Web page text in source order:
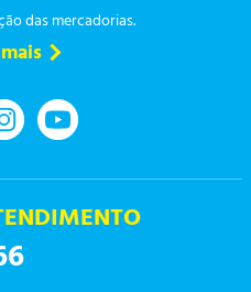
das mercadorias.